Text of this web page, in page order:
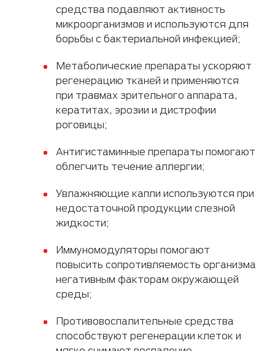
средства подавляют активность
микроорганизмов и используются для
борьбы с бактериальной инфекцией;
Метаболические препараты ускоряют
регенерацию тканей и применяются
при травмах зрительного аппарата,
кератитах, эрозии и дистрофии
роговицы;
Антигистаминные препараты помогают
облегчить течение аллергии;
Увлажняющие капли используются при
недостаточной продукции слезной
жидкости;
Иммуномодуляторы помогают
повысить сопротивляемость организма
негативным факторам окружающей
среды;
Противовоспалительные средства
способствуют регенерации клеток и